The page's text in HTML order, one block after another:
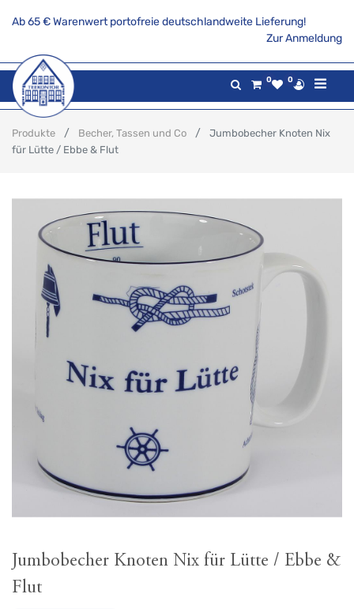
Ab 65 € Warenwert portofreie deutschlandweite Lieferung!
Zur Anmeldung
0 0
Produkte Becher, Tassen und Co
Jumbobecher Knoten Nix
für Lütte / Ebbe & Flut
Jumbobecher Knoten Nix für Lütte / Ebbe &
Flut